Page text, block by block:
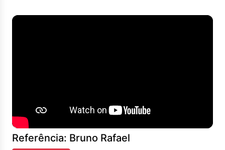
Referência: Bruno Rafael